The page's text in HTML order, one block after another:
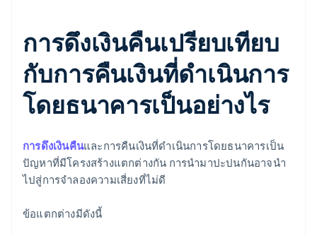
การดึงเงินคืนเปรียบเทียบ
กับการคืนเงินที่ดำเนินการ
โดยธนาคารเป็นอย่างไร
การดึงเงินคืนและการคืนเงินที่ดำเนินการโดยธนาคารเป็น
ปัญหาที่มีโครงสร้างแตกต่างกัน การนำมาปะปนกันอาจนำ
ไปสู่การจำลองความเสี่ยงที่ไม่ดี
ข้อแตกต่างมีดังนี้